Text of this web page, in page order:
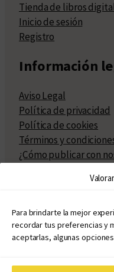
Para brindarte la mejor
recordar tus preferencias y
aceptarlas, algunas
Tienda de libros
Inicio de sesión
Registro
Información
Aviso Legal
Política de privacidad
Política de cookies
Términos y
¿Cómo publicar con
Políticas de
Políticas de coedición
Atribuciones